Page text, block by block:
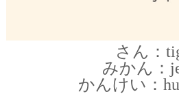
さん：
みかん：
かんけい：